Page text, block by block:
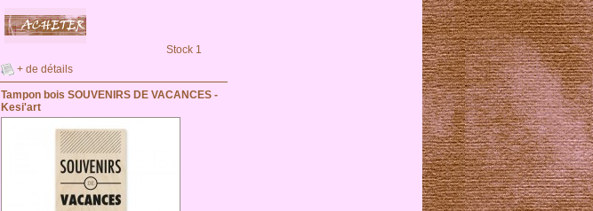
Stock 1
+ de détails
Tampon bois SOUVENIRS DE VACANCES -
Kesi'art